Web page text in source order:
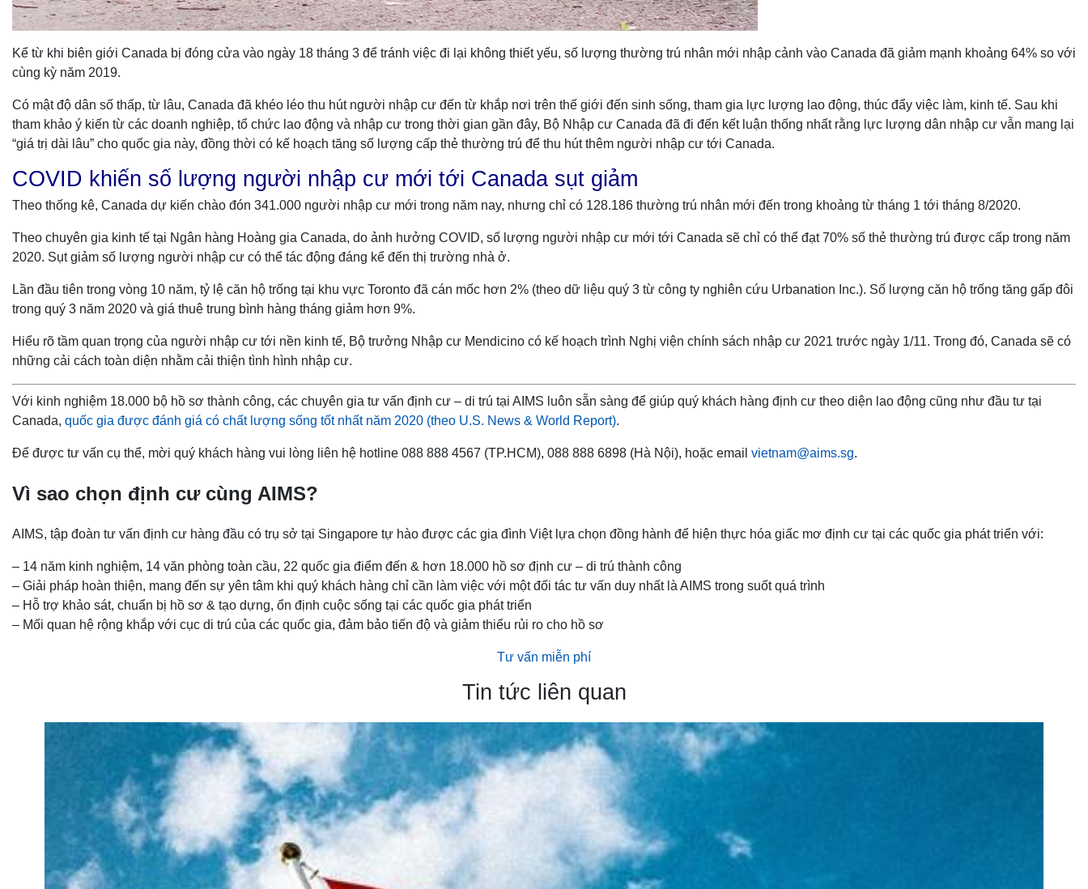
Kể từ khi biên giới Canada bị đóng cửa vào ngày 18 tháng 3 để tránh việc đi lại không thiết yếu, số lượng thường trú nhân mới nhập cảnh vào Canada đã giảm mạnh khoảng 64% so với
cùng kỳ năm 2019.
Có mật độ dân số thấp, từ lâu, Canada đã khéo léo thu hút người nhập cư đến từ khắp nơi trên thế giới đến sinh sống, tham gia lực lượng lao động, thúc đẩy việc làm, kinh tế. Sau khi
tham khảo ý kiến từ các doanh nghiệp, tổ chức lao động và nhập cư trong thời gian gần đây, Bộ Nhập cư Canada đã đi đến kết luận thống nhất rằng lực lượng dân nhập cư vẫn mang lại
“giá trị dài lâu” cho quốc gia này, đồng thời có kế hoạch tăng số lượng cấp thẻ thường trú để thu hút thêm người nhập cư tới Canada.
COVID khiến số lượng người nhập cư mới tới Canada sụt giảm
Theo thống kê, Canada dự kiến chào đón 341.000 người nhập cư mới trong năm nay, nhưng chỉ có 128.186 thường trú nhân mới đến trong khoảng từ tháng 1 tới tháng 8/2020.
Theo chuyên gia kinh tế tại Ngân hàng Hoàng gia Canada, do ảnh hưởng COVID, số lượng người nhập cư mới tới Canada sẽ chỉ có thể đạt 70% số thẻ thường trú được cấp trong năm
2020. Sụt giảm số lượng người nhập cư có thể tác động đáng kể đến thị trường nhà ở.
Lần đầu tiên trong vòng 10 năm, tỷ lệ căn hộ trống tại khu vực Toronto đã cán mốc hơn 2% (theo dữ liệu quý 3 từ công ty nghiên cứu Urbanation Inc.). Số lượng căn hộ trống tăng gấp đôi
trong quý 3 năm 2020 và giá thuê trung bình hàng tháng giảm hơn 9%.
Hiểu rõ tầm quan trọng của người nhập cư tới nền kinh tế, Bộ trưởng Nhập cư Mendicino có kế hoạch trình Nghị viện chính sách nhập cư 2021 trước ngày 1/11. Trong đó, Canada sẽ có
những cải cách toàn diện nhằm cải thiện tình hình nhập cư.
Với kinh nghiệm 18.000 bộ hồ sơ thành công, các chuyên gia tư vấn định cư – di trú tại AIMS luôn sẵn sàng để giúp quý khách hàng định cư theo diện lao động cũng như đầu tư tại
Canada, quốc gia được đánh giá có chất lượng sống tốt nhất năm 2020 (theo U.S. News & World Report).
Để được tư vấn cụ thể, mời quý khách hàng vui lòng liên hệ hotline 088 888 4567 (TP.HCM), 088 888 6898 (Hà Nội), hoặc email vietnam@aims.sg.
Vì sao chọn định cư cùng AIMS?
AIMS, tập đoàn tư vấn định cư hàng đầu có trụ sở tại Singapore tự hào được các gia đình Việt lựa chọn đồng hành để hiện thực hóa giấc mơ định cư tại các quốc gia phát triển với:
– 14 năm kinh nghiệm, 14 văn phòng toàn cầu, 22 quốc gia điểm đến & hơn 18.000 hồ sơ định cư – di trú thành công
– Giải pháp hoàn thiện, mang đến sự yên tâm khi quý khách hàng chỉ cần làm việc với một đối tác tư vấn duy nhất là AIMS trong suốt quá trình
– Hỗ trợ khảo sát, chuẩn bị hồ sơ & tạo dựng, ổn định cuộc sống tại các quốc gia phát triển
– Mối quan hệ rộng khắp với cục di trú của các quốc gia, đảm bảo tiến độ và giảm thiểu rủi ro cho hồ sơ
Tư vấn miễn phí
Tin tức liên quan